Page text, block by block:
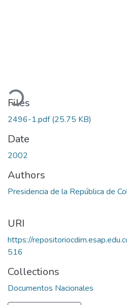
Files
2496-1.pdf(25.75 KB)
Date
2002
Authors
Presidencia de la República de
URI
https://
516
Collections
Documentos Nacionales